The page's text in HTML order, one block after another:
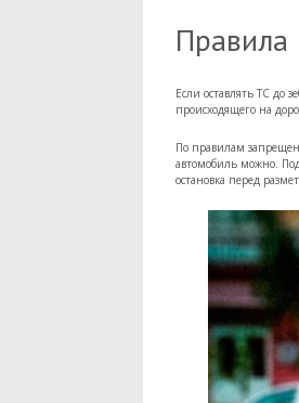
Правила
Если оставлять ТС до
происходящего на
По правилам
автомобиль можно.
остановка перед